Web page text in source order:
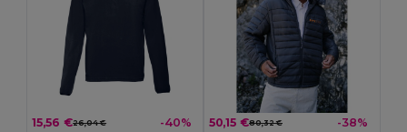
15,56 €26,04 € -40% 50,15 €80,32 € -38%